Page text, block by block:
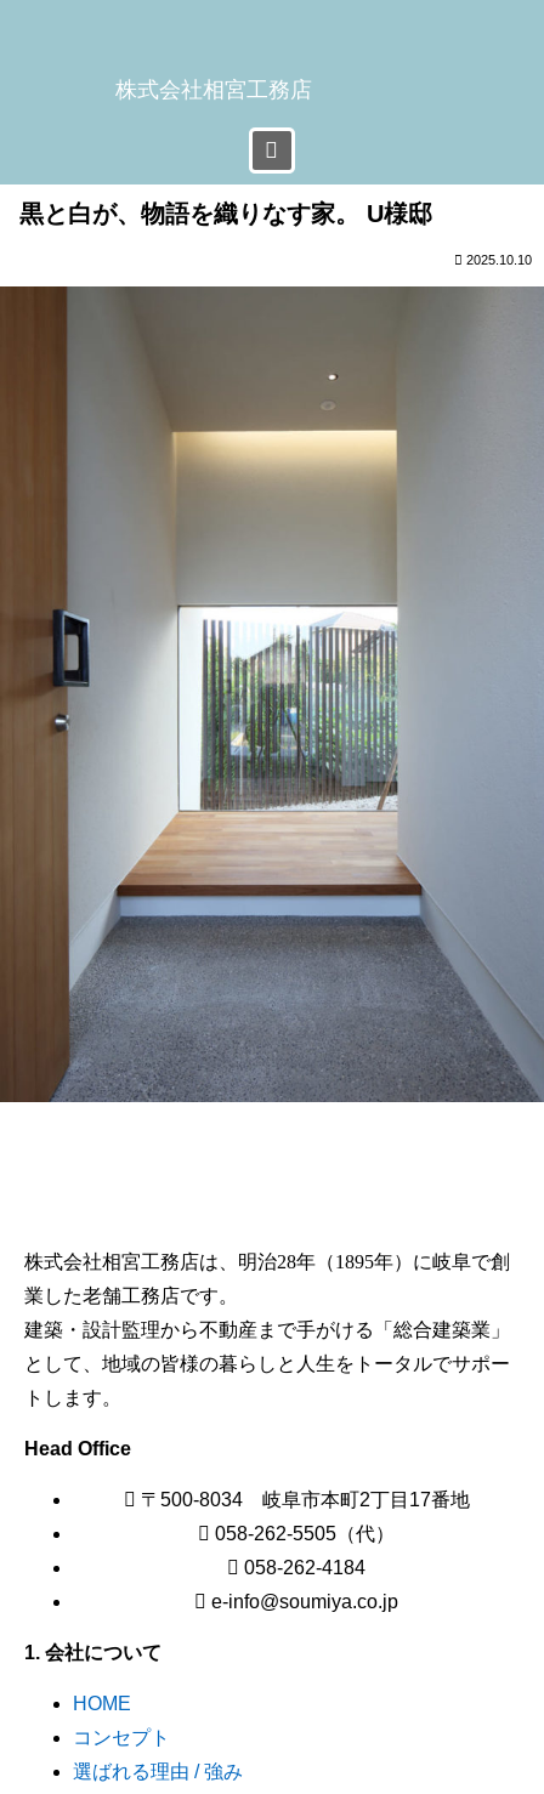
株式会社相宮工務店
黒と白が、物語を織りなす家。 U様邸
2025.10.10
株式会社相宮工務店は、 明治28年（1895年）に岐阜で創
業した老舗工務店です。
建築・設計監理から不動産まで手がける「総合建築業」
として、地域の皆様の暮らしと人生をトータルでサポー
トします。
Head Office
〒500-8034 岐阜市本町2丁目17番地
058-262-5505（代）
058-262-4184
e-info@soumiya.co.jp
1. 会社について
HOME
コンセプト
選ばれる理由 / 強み